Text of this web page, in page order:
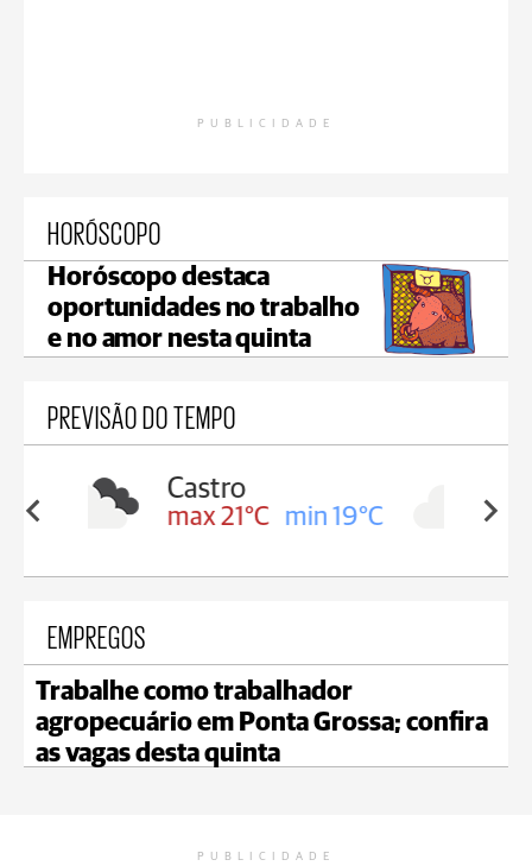
PUBLICIDADE
HORÓSCOPO
Horóscopo destaca
oportunidades no trabalho
e no amor nesta quinta
PREVISÃO DO TEMPO
19°C
Carambeí
max 21°C min 18°C
EMPREGOS
Trabalhe como trabalhador
agropecuário em Ponta Grossa; confira
as vagas desta quinta
PUBLICIDADE